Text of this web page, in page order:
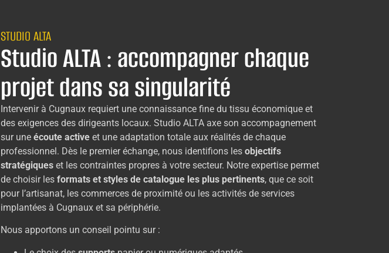
STUDIO ALTA
Studio ALTA : accompagner chaque
projet dans sa singularité
Intervenir à Cugnaux requiert une connaissance fine du tissu économique et
des exigences des dirigeants locaux. Studio ALTA axe son accompagnement
sur une écoute active et une adaptation totale aux réalités de chaque
professionnel. Dès le premier échange, nous identifions les objectifs
stratégiques et les contraintes propres à votre secteur. Notre expertise permet
de choisir les formats et styles de catalogue les plus pertinents, que ce soit
pour l’artisanat, les commerces de proximité ou les activités de services
implantées à Cugnaux et sa périphérie.
Nous apportons un conseil pointu sur :